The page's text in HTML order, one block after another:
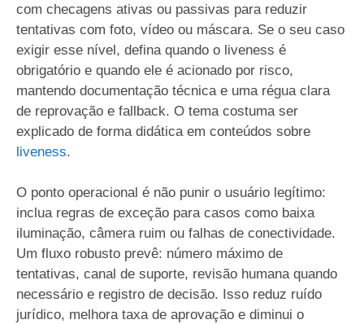
com checagens ativas ou passivas para reduzir
tentativas com foto, vídeo ou máscara. Se o seu caso
exigir esse nível, defina quando o liveness é
obrigatório e quando ele é acionado por risco,
mantendo documentação técnica e uma régua clara
de reprovação e fallback. O tema costuma ser
explicado de forma didática em conteúdos sobre
liveness.
O ponto operacional é não punir o usuário legítimo:
inclua regras de exceção para casos como baixa
iluminação, câmera ruim ou falhas de conectividade.
Um fluxo robusto prevê: número máximo de
tentativas, canal de suporte, revisão humana quando
necessário e registro de decisão. Isso reduz ruído
jurídico, melhora taxa de aprovação e diminui o